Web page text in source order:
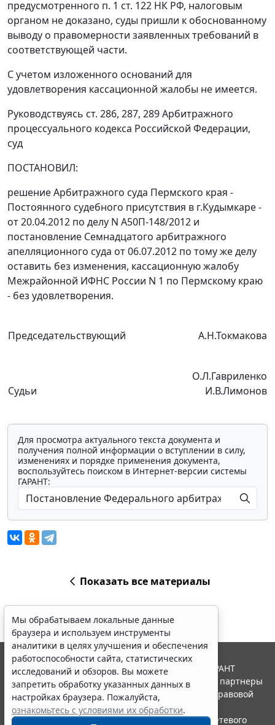
предусмотренного п. 1 ст. 122 НК РФ, налоговым
органом не доказано, суды пришли к обоснованному
выводу о правомерности заявленных требований в
соответствующей части.
С учетом изложенного оснований для
удовлетворения кассационной жалобы не имеется.
Руководствуясь ст. 286, 287, 289Арбитражного
процессуального кодекса Российской Федерации,
суд
ПОСТАНОВИЛ:
решение Арбитражного суда Пермского края -
Постоянного судебного присутствия в г.Кудымкаре -
от 20.04.2012 по делу N А50П-148/2012 и
постановление Семнадцатого арбитражного
апелляционного суда от 06.07.2012 по тому же делу
оставить без изменения, кассационную жалобу
Межрайонной ИФНС России N 1 по Пермскому краю
- без удовлетворения.
Председательствующий А.Н.Токмакова
Судьи
О.Л.Гавриленко
И.В.Лимонов
Для просмотра актуального текста документа и
получения полной информации о вступлении в силу,
изменениях и порядке применения документа,
воспользуйтесь поиском в Интернет-версии системы
ГАРАНТ:
Показать все материалы
Мы обрабатываем локальные данные
браузера и используем инструменты
аналитики в целях улучшения и обеспечения
работоспособности сайта, статистических
исследований и обзоров. Вы можете
запретить обработку указанных данных в
настройках браузера. Пожалуйста,
ознакомьтесь с условиями их обработки.
© ООО "НПП "ГАРАНТ-СЕРВИС", 2026. Система ГАРАНТ
выпускается с 1990 года. Компания "Гарант" и ее партнеры
являются участниками Российской ассоциации правовой
информации ГАРАНТ.
Портал ГАРАНТ.РУ зарегистрирован в качестве сетевого